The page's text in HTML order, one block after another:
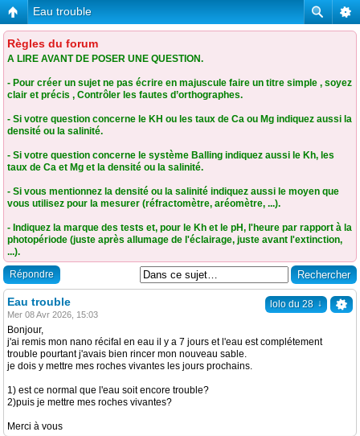
Eau trouble
Règles du forum
A LIRE AVANT DE POSER UNE QUESTION.
- Pour créer un sujet ne pas écrire en majuscule faire un titre simple , soyez
clair et précis , Contrôler les fautes d’orthographes.
- Si votre question concerne le KH ou les taux de Ca ou Mg indiquez aussi la
densité ou la salinité.
- Si votre question concerne le système Balling indiquez aussi le Kh, les
taux de Ca et Mg et la densité ou la salinité.
- Si vous mentionnez la densité ou la salinité indiquez aussi le moyen que
vous utilisez pour la mesurer (réfractomètre, aréomètre, ...).
- Indiquez la marque des tests et, pour le Kh et le pH, l'heure par rapport à la
photopériode (juste après allumage de l'éclairage, juste avant l'extinction,
...).
Répondre
lolo du 28 ↓
Eau trouble
Mer 08 Avr 2026, 15:03
Bonjour,
j'ai remis mon nano récifal en eau il y a 7 jours et l'eau est complétement
trouble pourtant j'avais bien rincer mon nouveau sable.
je dois y mettre mes roches vivantes les jours prochains.
1) est ce normal que l'eau soit encore trouble?
2)puis je mettre mes roches vivantes?
Merci à vous